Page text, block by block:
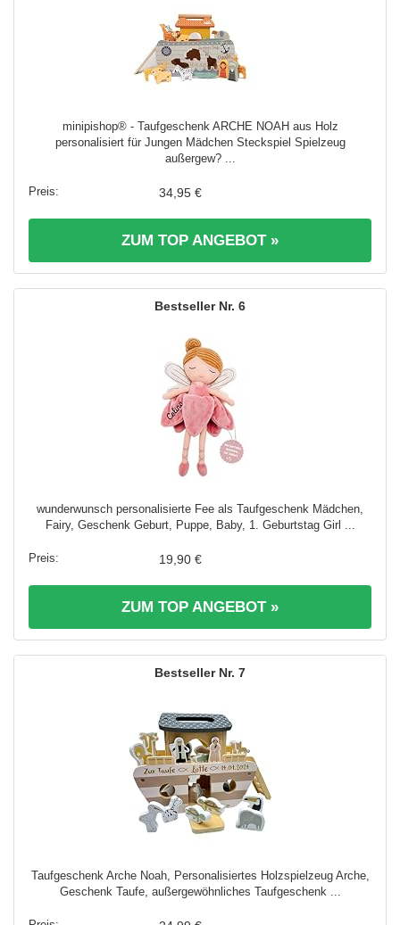
minipishop® - Taufgeschenk ARCHE NOAH aus Holz
personalisiert für Jungen Mädchen Steckspiel Spielzeug
außergew? ...
34,95 €
ZUM TOP ANGEBOT »
6
wunderwunsch personalisierte Fee als Taufgeschenk Mädchen,
Fairy, Geschenk Geburt, Puppe, Baby, 1. Geburtstag Girl ...
19,90 €
ZUM TOP ANGEBOT »
7
Taufgeschenk Arche Noah, Personalisiertes Holzspielzeug Arche,
Geschenk Taufe, außergewöhnliches Taufgeschenk ...